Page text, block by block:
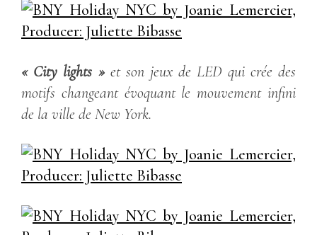
« City lights »et son jeux de LED qui crée des
motifs changeant évoquant le mouvement infini
de la ville de New York.